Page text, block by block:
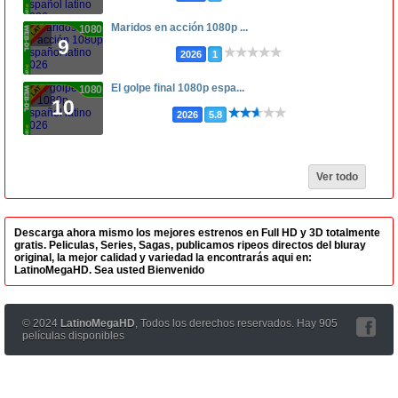
9
1080p Maridos en acción 1080p ...
2026 1
10
1080p El golpe final 1080p espa...
2026 5.8
Ver todo
Descarga ahora mismo los mejores estrenos en Full HD y 3D totalmente
gratis. Peliculas, Series, Sagas, publicamos ripeos directos del bluray
original, la mejor calidad y variedad la encontrarás aqui en:
LatinoMegaHD. Sea usted Bienvenido
© 2024 LatinoMegaHD , Todos los derechos reservados. Hay 905
películas disponibles